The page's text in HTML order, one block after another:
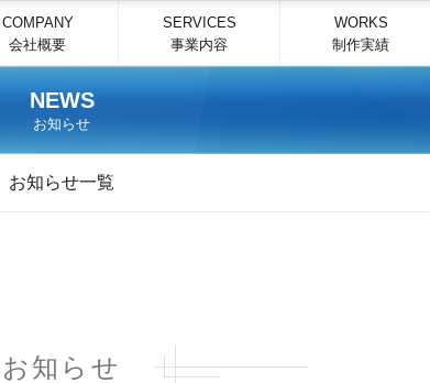
COMPANY
会社概要
SERVICES
事業内容
WORKS
制作実績
NEWS
お知らせ
お知らせ一覧
お知らせ